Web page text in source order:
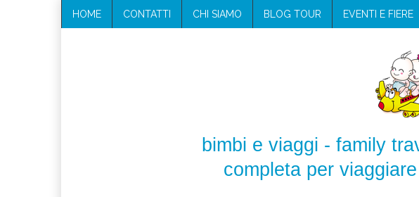
HOME CONTATTI CHI SIAMO BLOG TOUR EVENTI E FIERE
bimbi e viaggi - family
completa per